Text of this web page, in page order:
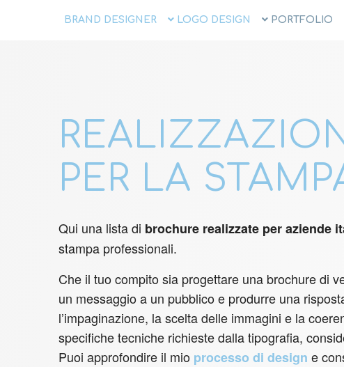
BRAND DESIGNER LOGO DESIGN PORTFOLIO
PER LA
Qui una lista di brochure realizzate per aziende
stampa professionali.
Che il tuo compito sia progettare una brochure di
un messaggio a un pubblico e produrre una
l’impaginazione, la scelta delle immagini e la
specifiche tecniche richieste dalla tipografia,
Puoi approfondire il mio processo di design e